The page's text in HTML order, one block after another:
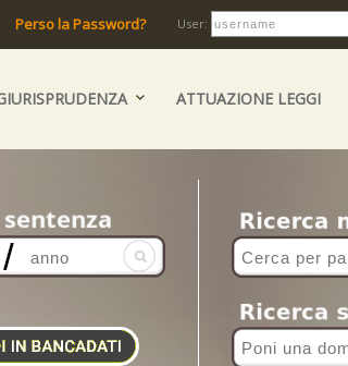
Perso la Password? User:
ATTUAZIONE LEGGI